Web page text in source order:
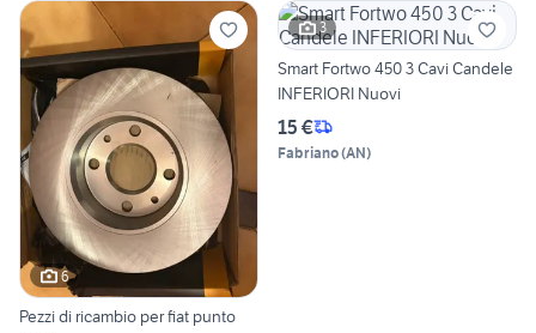
6
Pezzi di ricambio per fiat punto
3
Smart Fortwo 450 3 Cavi Candele
INFERIORI Nuovi
15 €
Fabriano(AN)